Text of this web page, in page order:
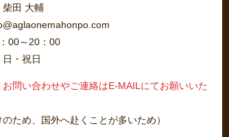
柴田 大輔
00～20：00
日・祝日
問い合わせやご連絡はE-MAILにてお願いいた
のため、国外へ赴くことが多いため）